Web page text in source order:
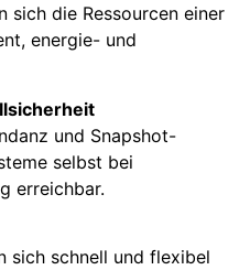
sich die Ressourcen einer
energie- und
und Snapshot-
selbst bei
erreichbar.
sich schnell und flexibel